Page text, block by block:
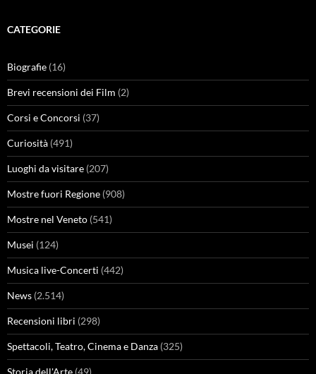
CATEGORIE
Biografie (16)
Brevi recensioni dei Film (2)
Corsi e Concorsi (37)
Curiosità (491)
Luoghi da visitare (207)
Mostre fuori Regione (908)
Mostre nel Veneto (541)
Musei (124)
Musica live-Concerti (442)
News (2.514)
Recensioni libri (298)
Spettacoli, Teatro, Cinema e Danza (325)
Storia dell'Arte (49)